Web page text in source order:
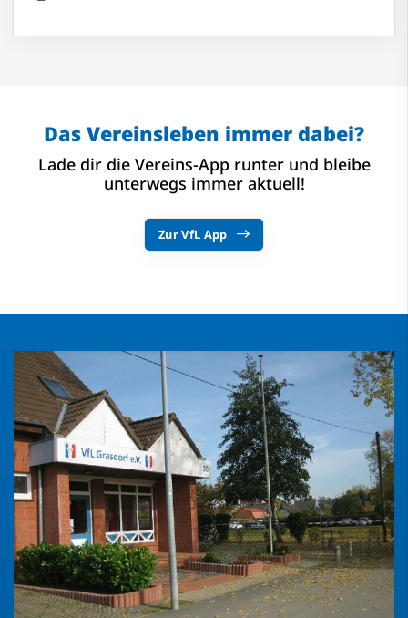
Das Vereinsleben immer dabei?
Lade dir die Vereins-App runter und bleibe
unterwegs immer aktuell!
Zur VfL App